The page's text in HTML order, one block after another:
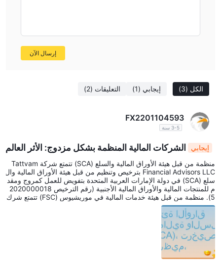
الكل (3) إيجابي (1) التعليقات (2)
FX2201104593
3-5 سنة
إيجابي
الشركات المالية المنظمة بشكل مزدوج: الأثر العالم
ي لـ Tattvam في الإمارات العربية المتحدة وموريشيوس
منظمة من قبل هيئة الأوراق المالية والسلع (SCA) تتمتع شركة Tattvam
Financial Advisors LLC بترخيص وتنظيم من قبل هيئة الأوراق المالية وال
سلع (SCA) في دولة الإمارات العربية المتحدة بتفويض للعمل كمروج ومقد
م للمنتجات المالية والأوراق المالية الأجنبية (رقم الترخيص 2020000018
5). منظمة من قبل هيئة خدمات المالية في موريشيوس (FSC) تتمتع شرك
لإمارات العربية المتحدة
إرسال الآن